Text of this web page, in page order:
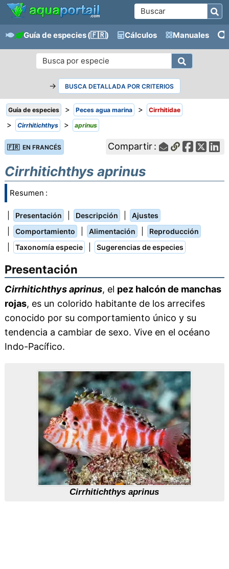
Guía de especies(🇫🇷) Cálculos Manuales
→ BUSCA DETALLADA POR CRITERIOS
Guía de especies > Peces agua marina > Cirrhitidae
> Cirrhitichthys > aprinus
🇫🇷 EN FRANCÉS Compartir :
Cirrhitichthys aprinus
Resumen :
Presentación Descripción Ajustes
Comportamiento Alimentación Reproducción
Taxonomía especie Sugerencias de especies
Presentación
Cirrhitichthys aprinus, el pez halcón de manchas
rojas, es un colorido habitante de los arrecifes
conocido por su comportamiento único y su
tendencia a cambiar de sexo. Vive en el océano
Indo-Pacífico.
Cirrhitichthys aprinus